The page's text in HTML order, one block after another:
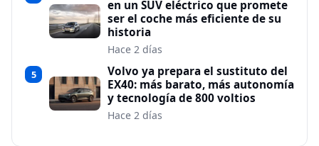
en un SUV eléctrico que promete
ser el coche más eficiente de su
historia
Hace 2 días
5
Volvo ya prepara el sustituto del
EX40: más barato, más autonomía
y tecnología de 800 voltios
Hace 2 días